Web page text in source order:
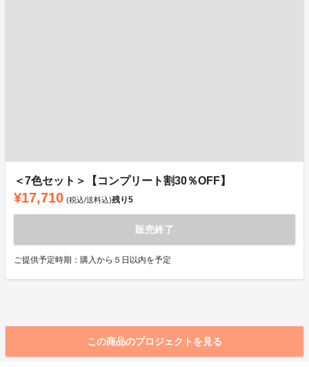
＜7色セット＞【コンプリート割30％OFF】
¥17,710 (税込/送料込)残り5
販売終了
ご提供予定時期：購入から５日以内を予定
この商品のプロジェクトを見る